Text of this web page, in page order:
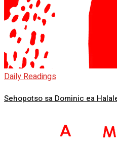
Daily Readings
Sehopotso sa Dominic ea